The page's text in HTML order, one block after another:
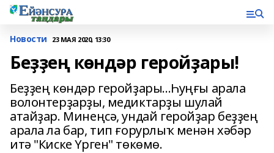
Новости 23 МАЯ 2020, 13:30
Беҙҙең көндәр геройҙары!
Беҙҙең көндәр геройҙары...Һуңғы арала
волонтерҙарҙы, медиктарҙы шулай
атайҙар. Минеңсә, ундай геройҙар беҙҙең
арала ла бар, тип ғорурлыҡ менән хәбәр
итә "Киске Үрген" төкөмө.